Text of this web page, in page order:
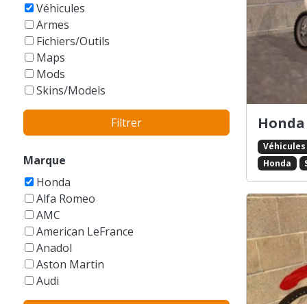
Véhicules
Armes
Fichiers/Outils
Maps
Mods
Skins/Models
Filtrer
Marque
Honda
Alfa Romeo
AMC
American LeFrance
Anadol
Aston Martin
Audi
Austin
Honda
Véhicules
Honda